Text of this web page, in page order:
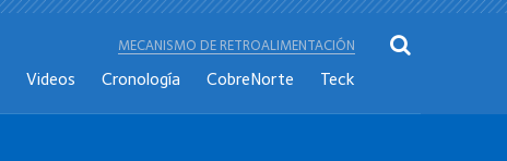
MECANISMO DE RETROALIMENTACIÓN
Videos Cronología CobreNorte Teck